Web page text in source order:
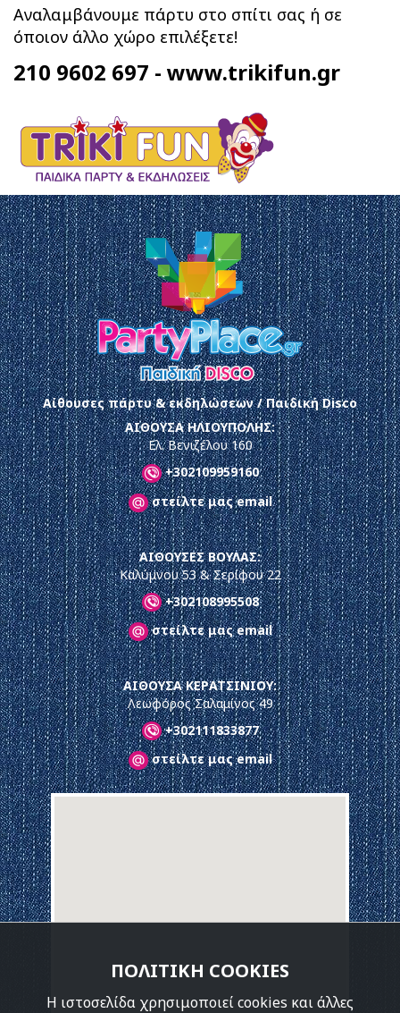
Αναλαμβάνουμε πάρτυ στο σπίτι σας ή σε
όποιον άλλο χώρο επιλέξετε!
210 9602 697 - www.trikifun.gr
Αίθουσες πάρτυ & εκδηλώσεων / Παιδική Disco
ΑΙΘΟΥΣΑ ΗΛΙΟΥΠΟΛΗΣ:
Ελ. Βενιζέλου 160
+302109959160
στείλτε μας email
ΑΙΘΟΥΣΕΣ ΒΟΥΛΑΣ:
Καλύμνου 53 & Σερίφου 22
+302108995508
στείλτε μας email
ΑΙΘΟΥΣΑ ΚΕΡΑΤΣΙΝΙΟΥ:
Λεωφόρος Σαλαμίνος 49
+302111833877
στείλτε μας email
ΠΟΛΙΤΙΚΗ COOKIES
Η ιστοσελίδα χρησιμοποιεί cookies και άλλες